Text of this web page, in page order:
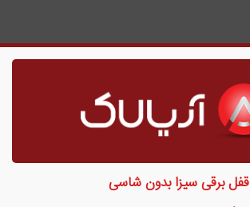
قفل برقی سیزا بدون شاسی